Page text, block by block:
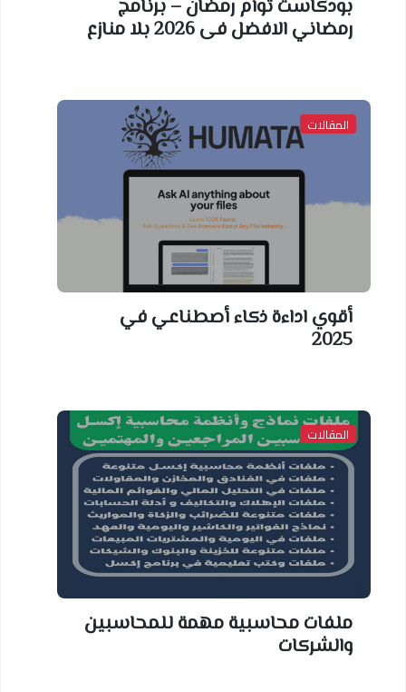
بودكاست توأم رمضان – برنامج
رمضاني الافضل فى 2026 بلا منازع
المقالات
أقوي اداءة ذكاء أصطناعي في
2025
المقالات
ملفات محاسبية مهمة للمحاسبين
والشركات